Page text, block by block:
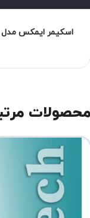
اسکیمر ایمکس مدل EM00140-SC